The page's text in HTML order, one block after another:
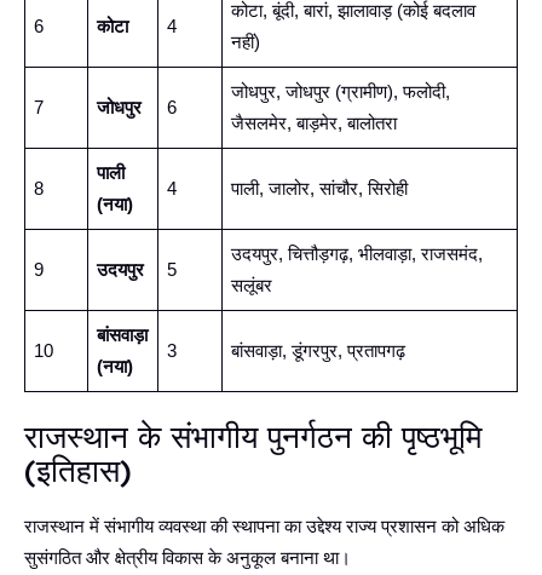
6 कोटा 4
कोटा, बूंदी, बारां, झालावाड़ (कोई बदलाव
नहीं)
7 जोधपुर 6
जोधपुर, जोधपुर (ग्रामीण), फलोदी,
जैसलमेर, बाड़मेर, बालोतरा
8
पाली
(नया)
4 पाली, जालोर, सांचौर, सिरोही
9 उदयपुर 5
उदयपुर, चित्तौड़गढ़, भीलवाड़ा, राजसमंद,
सलूंबर
10
बांसवाड़ा
(नया)
3 बांसवाड़ा, डूंगरपुर, प्रतापगढ़
राजस्थान के संभागीय पुनर्गठन की पृष्ठभूमि
(इतिहास)
राजस्थान में संभागीय व्यवस्था की स्थापना का उद्देश्य राज्य प्रशासन को अधिक
सुसंगठित और क्षेत्रीय विकास के अनुकूल बनाना था।